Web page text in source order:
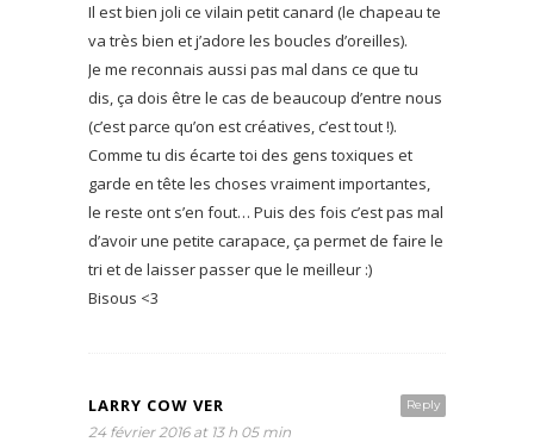
Il est bien joli ce vilain petit canard (le chapeau te
va très bien et j’adore les boucles d’oreilles).
Je me reconnais aussi pas mal dans ce que tu
dis, ça dois être le cas de beaucoup d’entre nous
(c’est parce qu’on est créatives, c’est tout !).
Comme tu dis écarte toi des gens toxiques et
garde en tête les choses vraiment importantes,
le reste ont s’en fout… Puis des fois c’est pas mal
d’avoir une petite carapace, ça permet de faire le
tri et de laisser passer que le meilleur :)
Bisous <3
Reply
LARRY COW VER
24 février 2016 at 13 h 05 min